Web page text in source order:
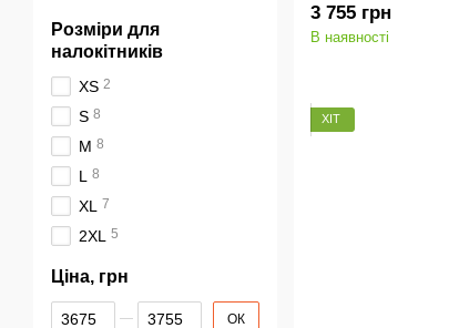
3 755 грн
В наявності
ХІТ
Розміри для
налокітників
XS 2
S 8
M 8
L 8
XL 7
2XL 5
Ціна, грн
Від Ціна, грн
До Ціна, грн ОК